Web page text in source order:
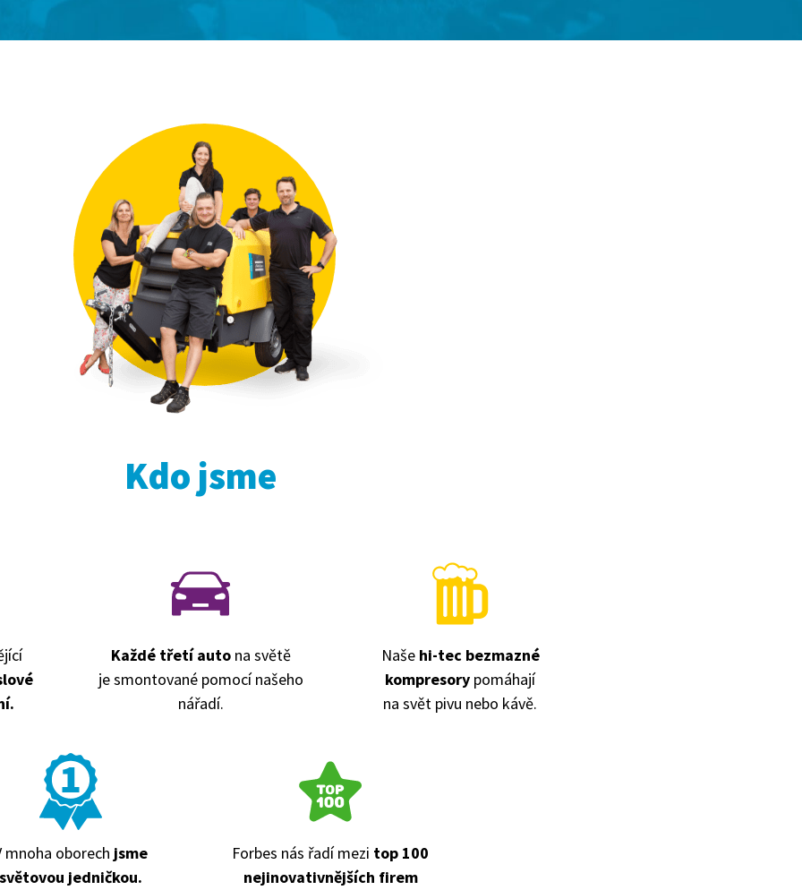
Kdo jsme
Každé třetí auto na světě
je smontované pomocí našeho
nářadí.
Naše hi-tec bezmazné
kompresory pomáhají
na svět pivu nebo kávě.
mnoha oborech jsme
světovou jedničkou.
Forbes nás řadí mezi top 100
nejinovativnějších firem